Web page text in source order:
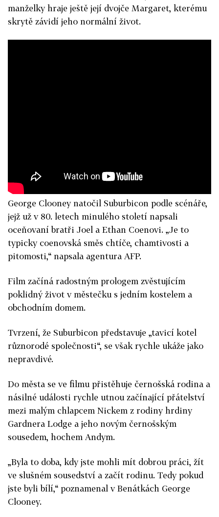
manželky hraje ještě její dvojče Margaret, kterému
skrytě závidí jeho normální život.
George Clooney natočil Suburbicon podle scénáře,
jejž už v 80. letech minulého století napsali
oceňovaní bratři Joel a Ethan Coenovi. „Je to
typicky coenovská směs chtíče, chamtivosti a
pitomosti,“ napsala agentura AFP.
Film začíná radostným prologem zvěstujícím
poklidný život v městečku s jedním kostelem a
obchodním domem.
Tvrzení, že Suburbicon představuje „tavicí kotel
různorodé společnosti“, se však rychle ukáže jako
nepravdivé.
Do města se ve filmu přistěhuje černošská rodina a
násilné události rychle utnou začínající přátelství
mezi malým chlapcem Nickem z rodiny hrdiny
Gardnera Lodge a jeho novým černošským
sousedem, hochem Andym.
„Byla to doba, kdy jste mohli mít dobrou práci, žít
ve slušném sousedství a začít rodinu. Tedy pokud
jste byli bílí,“ poznamenal v Benátkách George
Clooney.